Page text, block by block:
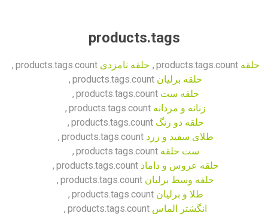
products.tags
حلقه products.tags.count
, حلقه نامزدی products.tags.count
,
حلقه برلیان products.tags.count
,
حلقه ست products.tags.count
,
زنانه و مردانه products.tags.count
,
حلقه دو رنگ products.tags.count
,
طلای سفید و زرد products.tags.count
,
ست حلقه products.tags.count
,
حلقه عروس و داماد products.tags.count
,
حلقه وسط برلیان products.tags.count
,
طلا و برلیان products.tags.count
,
انگشتر الماس products.tags.count
,